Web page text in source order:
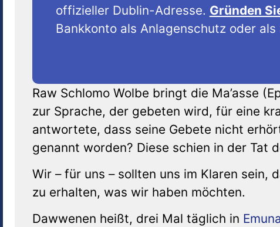
offizieller Dublin-Adresse. Gründen
Bankkonto als Anlagenschutz oder
Raw Schlomo Wolbe bringt die Ma’asse
zur Sprache, der gebeten wird, für eine
antwortete, dass seine Gebete nicht
genannt worden? Diese schien in der Tat
Wir – für uns – sollten uns im Klaren sein,
zu erhalten, was wir haben möchten.
Dawwenen heißt, drei Mal täglich in